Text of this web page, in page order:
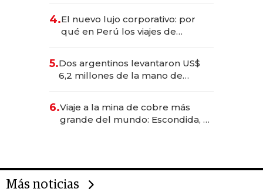
4.El nuevo lujo corporativo: por
qué en Perú los viajes de
transformadoras
5.Dos argentinos levantaron US$
6,2 millones de la mano de
6.Viaje a la mina de cobre más
grande del mundo: Escondida, el
Más noticias